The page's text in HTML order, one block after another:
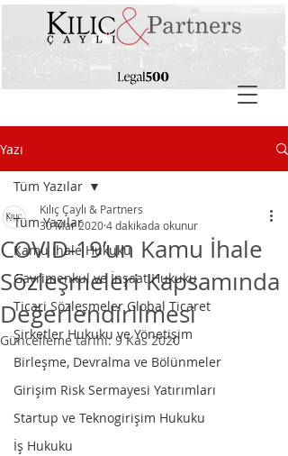
Yazı
Tüm Yazılar
Kamu İhale Hukuku
Gayrimenkul ve İnşaat Hukuku
Ticari Sözleşmeler Global Ticaret
Şirketler Hukuku ve Yönetişim
Birleşme, Devralma ve Bölünmeler
Girişim Risk Sermayesi Yatırımları
Startup ve Teknogirişim Hukuku
İş Hukuku
Tüm Yazılar
COVID-19’un Kamu İhale
Sözleşmeleri Kapsamında
Değerlendirilmesi
Kılıç Çaylı & Partners
30 Mar 20204 dakikada okunur
Güncelleme tarihi:9 Kas 2020